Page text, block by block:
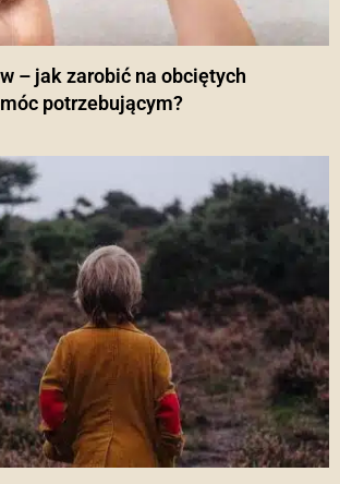
– jak zarobić na obciętych
potrzebującym?